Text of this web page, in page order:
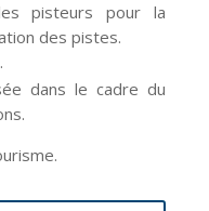
pisteurs pour la
des pistes.
dans le cadre du